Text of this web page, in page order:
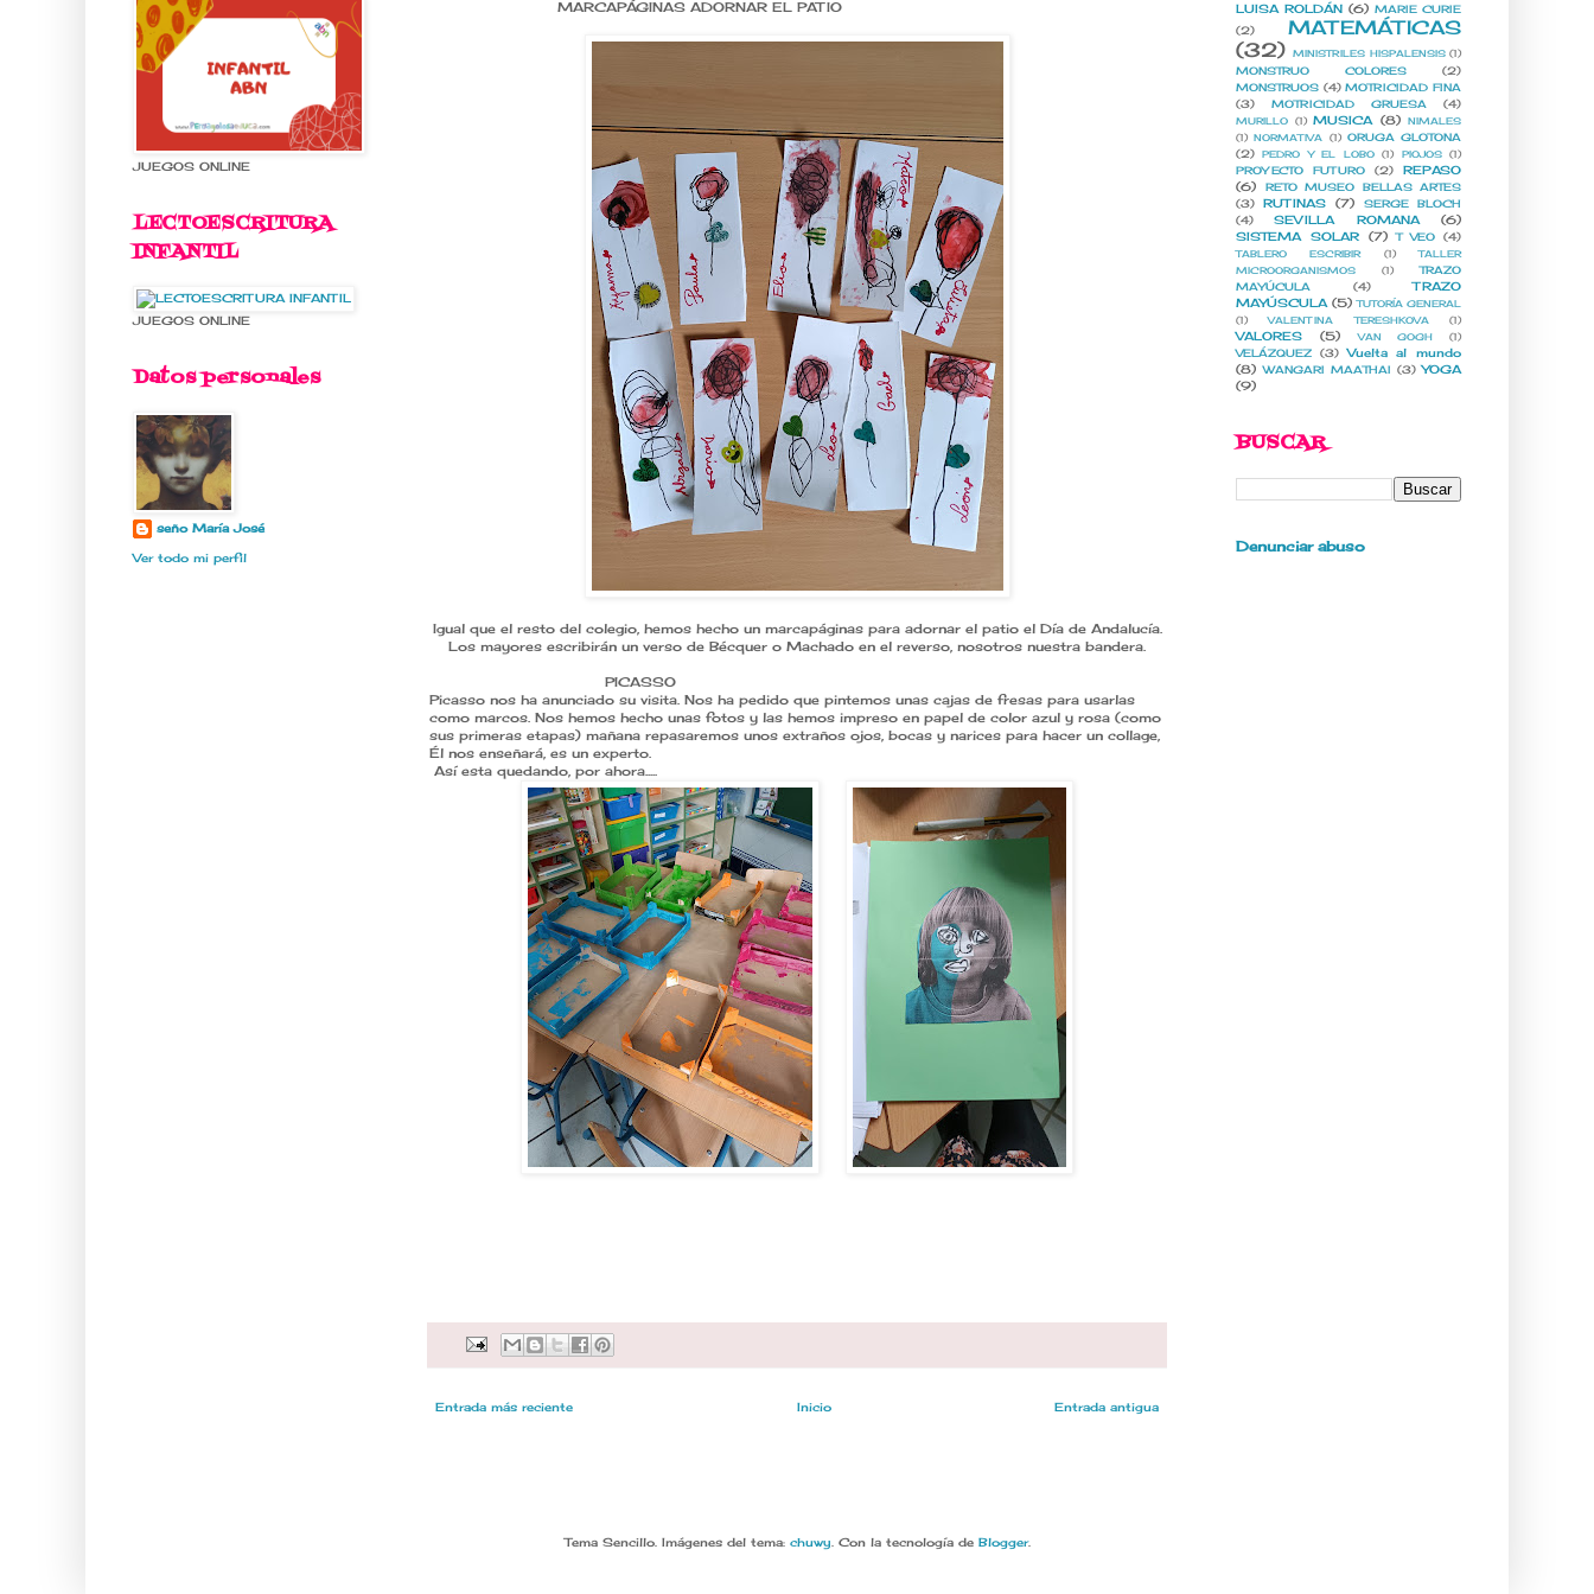
MARCAPÁGINAS ADORNAR EL PATIO
Igual que el resto del colegio, hemos hecho un marcapáginas para adornar el patio el Día de Andalucía.
Los mayores escribirán un verso de Bécquer o Machado en el reverso, nosotros nuestra bandera.
PICASSO
Picasso nos ha anunciado su visita. Nos ha pedido que pintemos unas cajas de fresas para usarlas
como marcos. Nos hemos hecho unas fotos y las hemos impreso en papel de color azul y rosa (como
sus primeras etapas) mañana repasaremos unos extraños ojos, bocas y narices para hacer un collage,
Él nos enseñará, es un experto.
Así esta quedando, por ahora.....
Entrada más reciente Entrada antigua
Inicio
JUEGOS ONLINE
LECTOESCRITURA
INFANTIL
JUEGOS ONLINE
Datos personales
seño María José
Ver todo mi perfil
LUISA ROLDÁN (6) MARIE CURIE
(2)
MATEMÁTICAS
(32)
MINISTRILES HISPALENSIS (1)
MONSTRUO COLORES
(2)
MONSTRUOS (4) MOTRICIDAD FINA
(3)
MOTRICIDAD GRUESA (4)
MURILLO (1) MUSICA (8)
NIMALES
(1) NORMATIVA (1) ORUGA GLOTONA
(2)
PEDRO Y EL LOBO (1) PIOJOS (1)
PROYECTO FUTURO (2)
REPASO
(6)
RETO MUSEO BELLAS ARTES
(3)
RUTINAS (7)
SERGE BLOCH
(4)
SEVILLA ROMANA
(6)
SISTEMA SOLAR
(7) T VEO (4)
TABLERO ESCRIBIR (1)
TALLER
MICROORGANISMOS
(1)
TRAZO
MAYÚCULA
(4)
TRAZO
MAYÚSCULA (5) TUTORÍA GENERAL
(1)
VALENTINA TERESHKOVA (1)
VALORES (5) VAN GOGH (1)
VELÁZQUEZ (3)
Vuelta al mundo
(8) WANGARI MAATHAI (3) YOGA
(9)
BUSCAR
Denunciar abuso
Tema Sencillo. Imágenes del tema: chuwy . Con la tecnología de Blogger.